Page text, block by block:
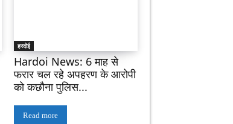
हरदोई
Hardoi News: 6 माह से
फरार चल रहे अपहरण के आरोपी
को कछौना पुलिस...
Read more